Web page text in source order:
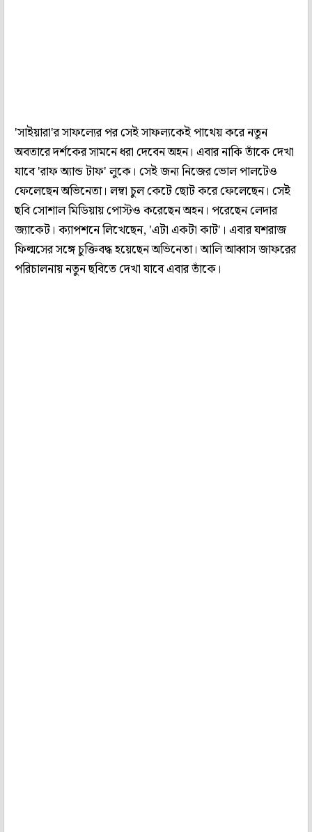
'সাইয়ারা'র সাফল্যের পর সেই সাফল্যকেই পাথেয় করে নতুন
অবতারে দর্শকের সামনে ধরা দেবেন অহন। এবার নাকি তাঁকে দেখা
যাবে 'রাফ অ্যান্ড টাফ' লুকে। সেই জন্য নিজের ভোল পালটেও
ফেলেছেন অভিনেতা। লম্বা চুল কেটে ছোট করে ফেলেছেন। সেই
ছবি সোশাল মিডিয়ায় পোস্টও করেছেন অহন। পরেছেন লেদার
জ্যাকেট। ক্যাপশনে লিখেছেন, 'এটা একটা কাট'। এবার যশরাজ
ফিল্মসের সঙ্গে চুক্তিবদ্ধ হয়েছেন অভিনেতা। আলি আব্বাস জাফরের
পরিচালনায় নতুন ছবিতে দেখা যাবে এবার তাঁকে।